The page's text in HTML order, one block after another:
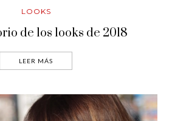
LOOKS
de los looks de 2018
LEER MÁS